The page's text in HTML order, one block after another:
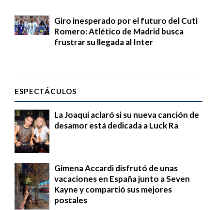
Giro inesperado por el futuro del Cuti
Romero: Atlético de Madrid busca
frustrar su llegada al Inter
ESPECTÁCULOS
La Joaqui aclaró si su nueva canción de
desamor está dedicada a Luck Ra
Gimena Accardi disfrutó de unas
vacaciones en España junto a Seven
Kayne y compartió sus mejores
postales